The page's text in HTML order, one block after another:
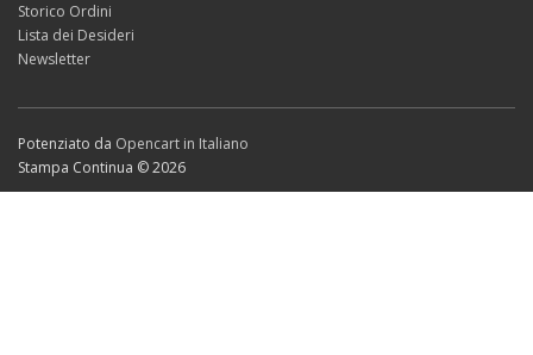
Storico Ordini
Lista dei Desideri
Newsletter
Potenziato da Opencart in Italiano
Stampa Continua © 2026